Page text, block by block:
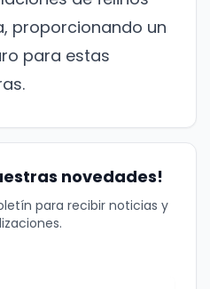
proporcionando un
para estas
novedades!
para recibir noticias y
nuestras
boletín para recibir
enviamos spam.